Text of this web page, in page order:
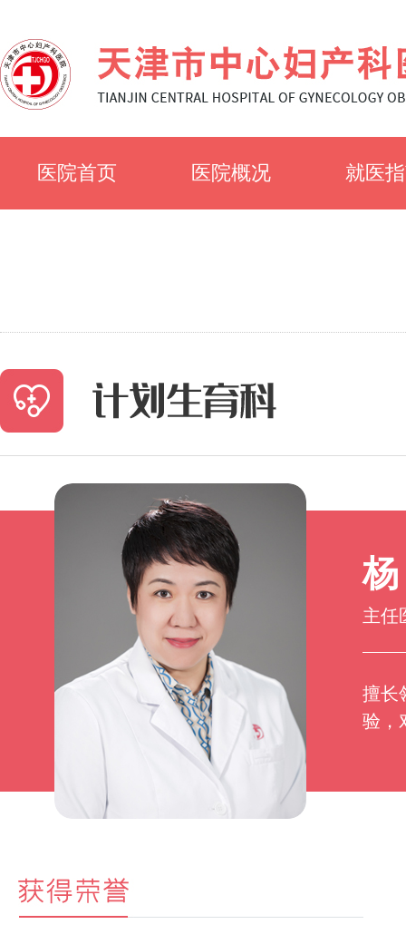
医院首页 医院概况 就医
主任
擅长
验，